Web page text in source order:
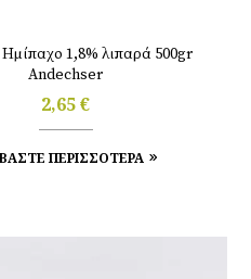
Ημίπαχο 1,8% λιπαρά 500gr
Andechser
2,65€
ΠΕΡΙΣΣΟΤΕΡΑ